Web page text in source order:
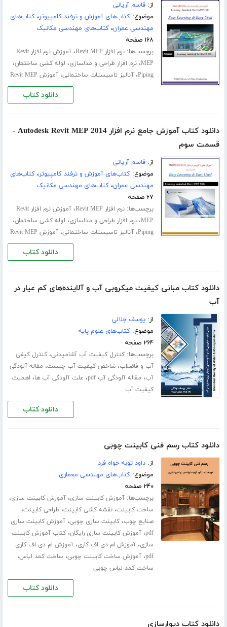
از:قاسم آریانی
موضوع:کتاب‌های آموزش و ترفند کامپیوتر،کتاب‌های
مهندسی عمران،کتاب‌های مهندسی مکانیک
۱۶۸ صفحه
برچسب‌ها:نرم افزار Revit MEP ،
آموزش نرم افزار Revit
MEP،نرم افزار طراحی و مدلسازی، لوله کشی ساختمان،
Piping،آنالیز تاسیستات ساختمانی،آموزش Revit MEP
دانلود کتاب
دانلود کتاب آموزش جامع نرم افزار Autodesk Revit MEP 2014 -
قسمت سوم
از:قاسم آریانی
موضوع:کتاب‌های آموزش و ترفند کامپیوتر،کتاب‌های
مهندسی عمران،کتاب‌های مهندسی مکانیک
۶۷ صفحه
برچسب‌ها:نرم افزار Revit MEP ،
آموزش نرم افزار Revit
MEP،نرم افزار طراحی و مدلسازی، لوله کشی ساختمان،
Piping،آنالیز تاسیستات ساختمانی،آموزش Revit MEP
دانلود کتاب
دانلود کتاب مبانی کیفیت میکروبی آب و آلاینده‌های کم عیار در
آب
از:یوسف جلالی
موضوع:کتاب‌های علوم پایه
۲۶۴ صفحه
برچسب‌ها:کنترل کیفیت آب آشامیدنی،کنترل کیفی
آب و فاضلاب،شاخص کیفیت آب چیست، مقاله آلودگی
آب، مقاله آلودگی آب pdf ، علت آلودگی آب ها، اهمیت
کیفیت آب
دانلود کتاب
دانلود کتاب رسم فنی کابینت چوبی
از:داود توبه خواه فرد
موضوع:کتاب‌های مهندسی معماری
۲۴۰ صفحه
برچسب‌ها:آموزش کابینت سازی،آموزش کابینت سازی،
ساخت کابینت،نقشه کشی کابینت، طراحی کابینت،
صنایع چوب،کابینت سازی چوبی،آموزش کابینت سازی
pdf،آموزش کابینت سازی رایگان،کتاب آموزش کابینت
سازی،آموزش ام دی اف کاری،آموزش ام دی اف کاری
pdf،آموزش ساخت کابینت چوبی، ساخت کمد لباس،
ساخت کمد لباس چوبی
دانلود کتاب
دانلود کتاب دیوارسازی